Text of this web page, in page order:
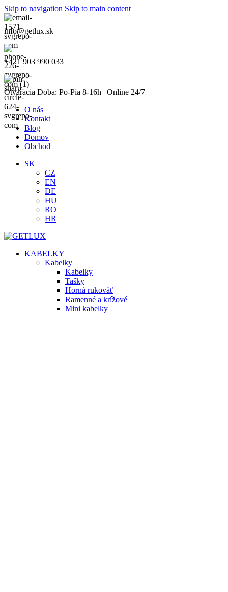
Skip to navigation Skip to main content
info@getlux.sk
+421 903 990 033
Otváracia Doba: Po-Pia 8-16h | Online 24/7
O nás
Kontakt
Blog
Domov
Obchod
SK
CZ
EN
DE
HU
RO
HR
KABELKY
Kabelky
Kabelky
Tašky
Horná rukoväť
Ramenné a krížové
Mini kabelky